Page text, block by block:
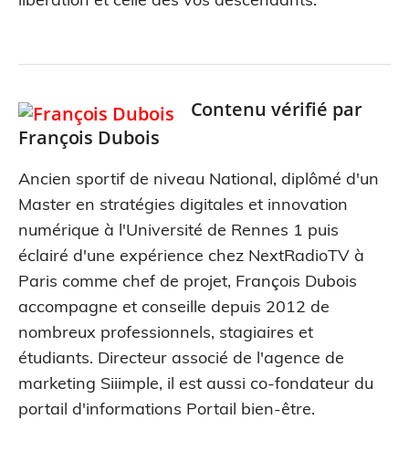
Contenu vérifié par
François Dubois
Ancien sportif de niveau National, diplômé d'un
Master en stratégies digitales et innovation
numérique à l'Université de Rennes 1 puis
éclairé d'une expérience chez NextRadioTV à
Paris comme chef de projet, François Dubois
accompagne et conseille depuis 2012 de
nombreux professionnels, stagiaires et
étudiants. Directeur associé de l'agence de
marketing Siiimple, il est aussi co-fondateur du
portail d'informations Portail bien-être.